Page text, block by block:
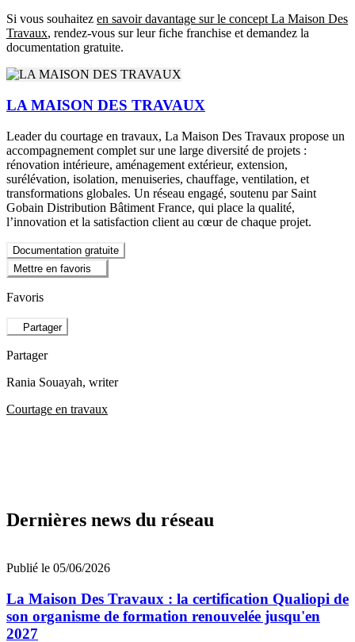
Si vous souhaitez en savoir davantage sur le concept La Maison Des
Travaux, rendez-vous sur leur fiche franchise et demandez la
documentation gratuite.
LA MAISON DES TRAVAUX
Leader du courtage en travaux, La Maison Des Travaux propose un
accompagnement complet sur une large diversité de projets :
rénovation intérieure, aménagement extérieur, extension,
surélévation, isolation, menuiseries, chauffage, ventilation, et
transformations globales. Un réseau engagé, soutenu par Saint
Gobain Distribution Bâtiment France, qui place la qualité,
l’innovation et la satisfaction client au cœur de chaque projet.
Documentation gratuite
Mettre en favoris
Favoris
Partager
Partager
Rania Souayah, writer
Courtage en travaux
Dernières news du réseau
Publié le 05/06/2026
La Maison Des Travaux : la certification Qualiopi de
son organisme de formation renouvelée jusqu'en
2027